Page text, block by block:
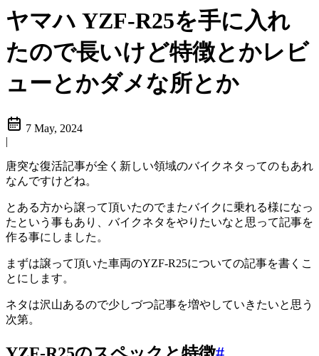
ヤマハ YZF-R25を手に入れ
たので長いけど特徴とかレビ
ューとかダメな所とか
7 May, 2024
|
唐突な復活記事が全く新しい領域のバイクネタってのもあれ
なんですけどね。
とある方から譲って頂いたのでまたバイクに乗れる様になっ
たという事もあり、バイクネタをやりたいなと思って記事を
作る事にしました。
まずは譲って頂いた車両のYZF-R25についての記事を書くこ
とにします。
ネタは沢山あるので少しづつ記事を増やしていきたいと思う
次第。